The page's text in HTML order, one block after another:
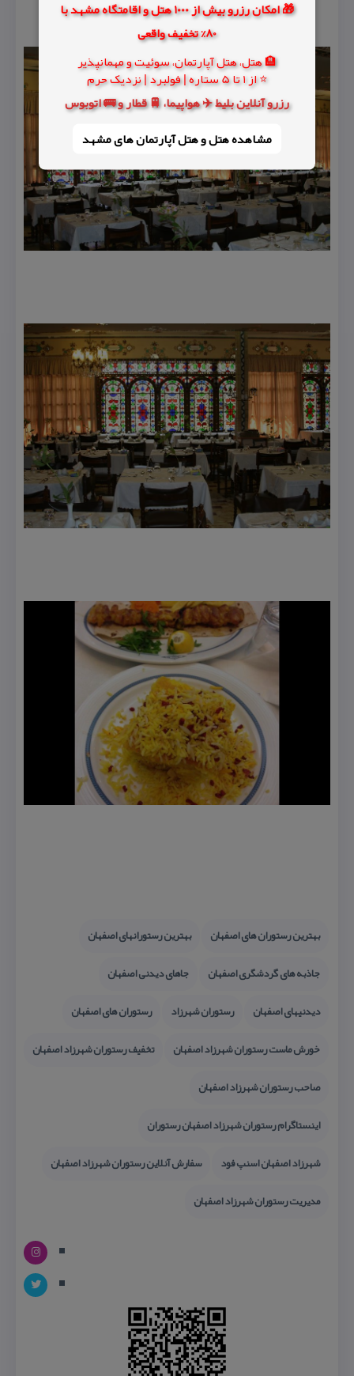
🎁 امکان رزرو بیش از 1000 هتل و اقامتگاه مشهد با
80% تخفیف واقعی
🏨 هتل، هتل آپارتمان، سوئیت و مهمانپذیر
⭐ از 1 تا 5 ستاره | فولبرد | نزدیک حرم
رزرو آنلاین بلیط ✈️ هواپیما، 🚆 قطار و 🚌 اتوبوس
مشاهده هتل و هتل‌ آپارتمان های مشهد
بهترین رستوران های اصفهان
بهترین رستورانهای اصفهان
جاذبه های گردشگری اصفهان
جاهای دیدنی اصفهان
دیدنیهای اصفهان
رستوران شهرزاد
رستوران های اصفهان
خورش ماست رستوران شهرزاد اصفهان
تخفیف رستوران شهرزاد اصفهان
صاحب رستوران شهرزاد اصفهان
اینستاگرام رستوران شهرزاد اصفهان رستوران
شهرزاد اصفهان اسنپ فود
سفارش آنلاین رستوران شهرزاد اصفهان
مدیریت رستوران شهرزاد اصفهان